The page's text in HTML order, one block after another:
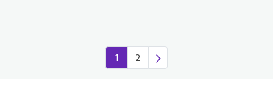
1(current)
2